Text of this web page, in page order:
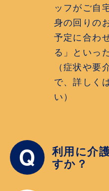
ッフがご自
身の回りの
予定に合わ
る」といっ
（症状や要
で、詳しく
い）
Q 利用に介
すか？